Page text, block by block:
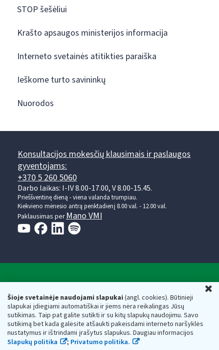
Šioje svetainėje naudojami slapukai(angl. cookies). Būtinieji
slapukai įdiegiami automatiškai ir jiems nėra reikalingas Jūsų
sutikimas. Taip pat galite sutikti ir su kitų slapukų naudojimu. Savo
sutikimą bet kada galėsite atšaukti pakeisdami interneto naršyklės
nustatymus ir ištrindami įrašytus slapukus. Daugiau informacijos
Slapukų politika
; Privatumo politika.
STOP šešėliui
Krašto apsaugos ministerijos informacija
Interneto svetainės atitikties paraiška
Ieškome turto savininkų
Nuorodos
Konsultacijos mokesčių klausimais ir paslaugos
gyventojams:
+370 5 260 5060
Darbo laikas: I-IV 8.00-17.00, V 8.00-15.45.
Prieššventinę dieną - viena valanda trumpiau.
Kiekvieno mėnesio antrą penktadienį 8.00 val. - 12.00 val.
Paklausimas perMano VMI
Valstybinė mokesčių inspekcija prie Lietuvos
Respublikos finansų ministerijos
Biudžetinė įstaiga. Juridinio asmens kodas — 188659752,
adresas: Vasario 16-osios g. 14, 01107 Vilnius, Lietuva, el.paštas:
vmi@vmi.lt , E. pristatymo dėžutės adresas 188659752
Duomenys apie Valstybinę mokesčių inspekciją prie Lietuvos
Respublikos finansų ministerijos kaupiami ir saugomi Juridinių